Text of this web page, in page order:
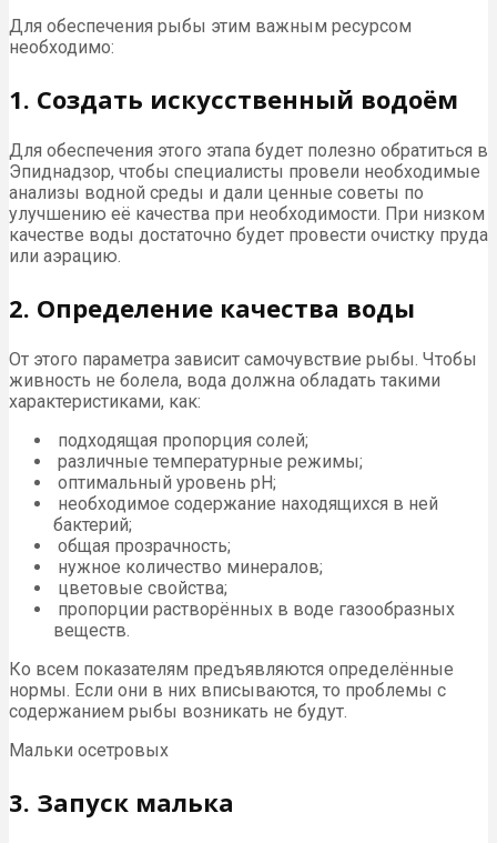
Для обеспечения рыбы этим важным ресурсом
необходимо:
1. Создать искусственный водоём
Для обеспечения этого этапа будет полезно обратиться в
Эпиднадзор, чтобы специалисты провели необходимые
анализы водной среды и дали ценные советы по
улучшению её качества при необходимости. При низком
качестве воды достаточно будет провести очистку пруда
или аэрацию.
2. Определение качества воды
От этого параметра зависит самочувствие рыбы. Чтобы
живность не болела, вода должна обладать такими
характеристиками, как:
подходящая пропорция солей;
различные температурные режимы;
оптимальный уровень pH;
необходимое содержание находящихся в ней
бактерий;
общая прозрачность;
нужное количество минералов;
цветовые свойства;
пропорции растворённых в воде газообразных
веществ.
Ко всем показателям предъявляются определённые
нормы. Если они в них вписываются, то проблемы с
содержанием рыбы возникать не будут.
Мальки осетровых
3. Запуск малька